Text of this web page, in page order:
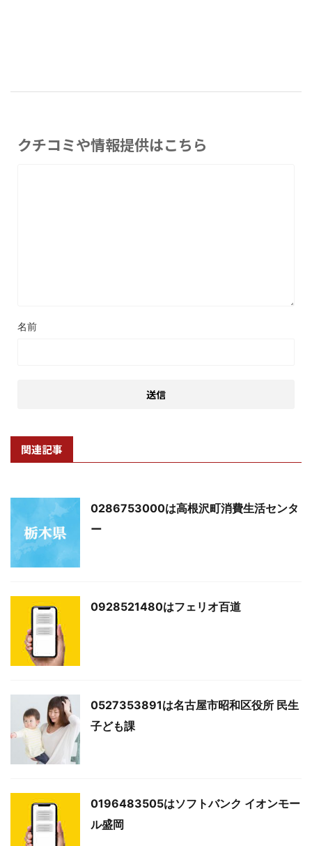
クチコミや情報提供はこちら
名前
関連記事
0286753000は高根沢町消費生活センタ
ー
0928521480はフェリオ百道
0527353891は名古屋市昭和区役所 民生
子ども課
0196483505はソフトバンク イオンモー
ル盛岡